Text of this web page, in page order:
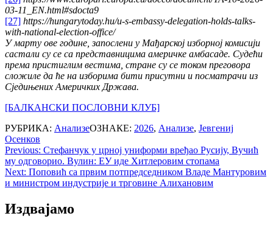
03-11_EN.html#sdocta9
[27] https://hungarytoday.hu/u-s-embassy-delegation-holds-talks-
with-national-election-office/
У марту ове године, запослени у Мађарској изборној комисији
састали су се са представницима америчке амбасаде. Судећи
према пристиглим вестима, стране су се током преговора
сложиле да ће на изборима бити присутни и посматрачи из
Сједињених Америчких Држава.
[БАЛКАНСКИ ПОСЛОВНИ КЛУБ]
РУБРИКА: АнализеОЗНАКЕ: 2026, Анализе, Јевгениј
Осенков
Post
navigation
Previous: Стефанчук у црној униформи вређао Русију, Вучић
му одговорио. Вулин: ЕУ иде Хитлеровим стопама
Next: Поповић са првим потпредседником Владе Мантуровим
и министром индустрије и трговине Алихановим
Издвајамо